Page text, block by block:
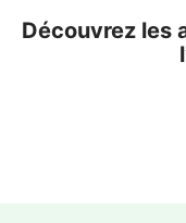
Découvrez les